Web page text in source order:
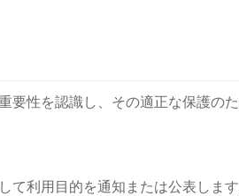
性を認識し、その適正な保護の
利用目的を通知または公表します